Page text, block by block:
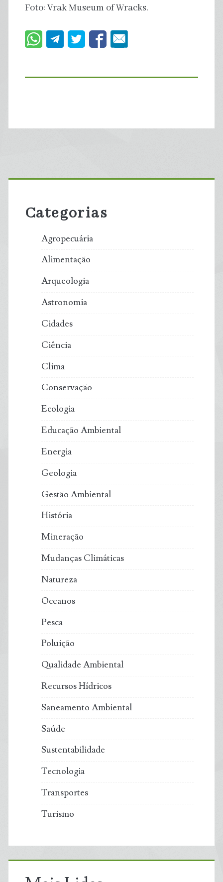
Foto: Vrak Museum of Wracks.
Primary
Sidebar
Categorias
Agropecuária
Alimentação
Arqueologia
Astronomia
Cidades
Ciência
Clima
Conservação
Ecologia
Educação Ambiental
Energia
Geologia
Gestão Ambiental
História
Mineração
Mudanças Climáticas
Natureza
Oceanos
Pesca
Poluição
Qualidade Ambiental
Recursos Hídricos
Saneamento Ambiental
Saúde
Sustentabilidade
Tecnologia
Transportes
Turismo